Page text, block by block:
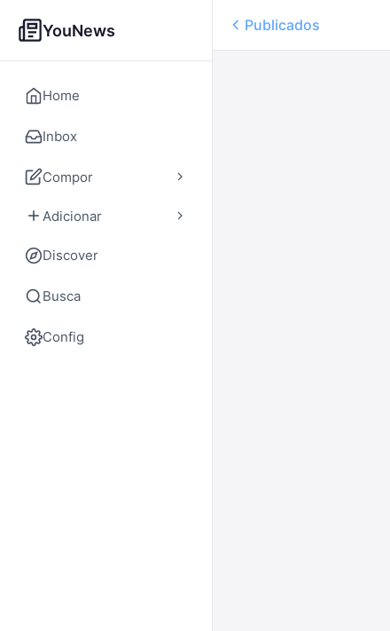
YouNews
Home
Inbox
Compor
Adicionar
Discover
Busca
Config
Publicados